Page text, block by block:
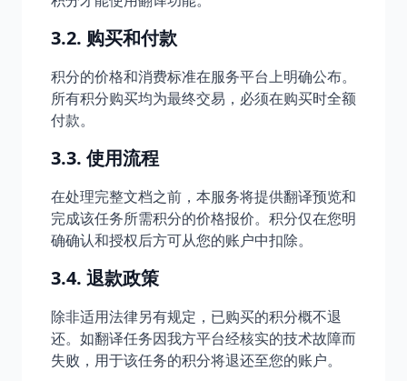
3.2. 购买和付款
积分的价格和消费标准在服务平台上明确公布。
所有积分购买均为最终交易，必须在购买时全额
付款。
3.3. 使用流程
在处理完整文档之前，本服务将提供翻译预览和
完成该任务所需积分的价格报价。积分仅在您明
确确认和授权后方可从您的账户中扣除。
3.4. 退款政策
除非适用法律另有规定，已购买的积分概不退
还。如翻译任务因我方平台经核实的技术故障而
失败，用于该任务的积分将退还至您的账户。